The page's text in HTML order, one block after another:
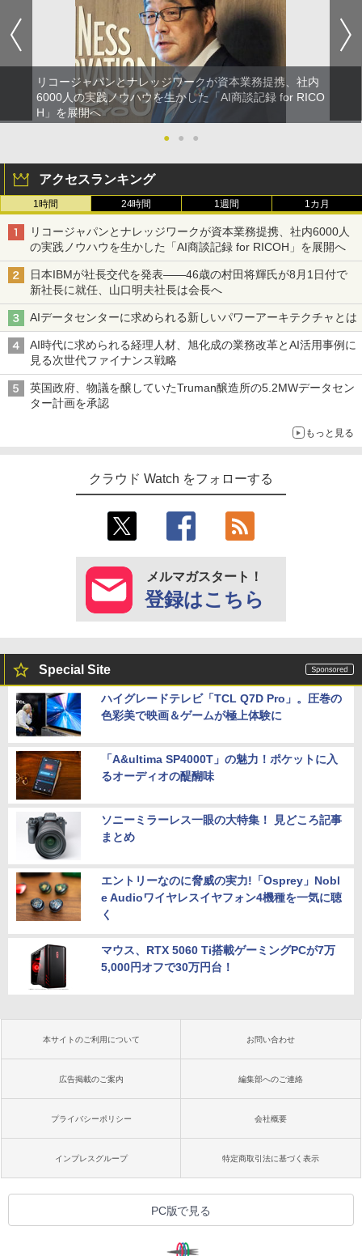
リコージャパンとナレッジワークが資本業務提携、社内
6000人の実践ノウハウを生かした「AI商談記録 for RICO
H」を展開へ
●
● ●
アクセスランキング
1時間 24時間 1週間 1カ月
リコージャパンとナレッジワークが資本業務提携、社内6000人
の実践ノウハウを生かした「AI商談記録 for RICOH」を展開へ
日本IBMが社長交代を発表――46歳の村田将輝氏が8月1日付で
新社長に就任、山口明夫社長は会長へ
AIデータセンターに求められる新しいパワーアーキテクチャとは
AI時代に求められる経理人材、旭化成の業務改革とAI活用事例に
見る次世代ファイナンス戦略
英国政府、物議を醸していたTruman醸造所の5.2MWデータセン
ター計画を承認
もっと見る
クラウド Watch をフォローする
メルマガスタート！
登録はこちら
Special Site
ハイグレードテレビ「TCL Q7D Pro」。圧巻の
色彩美で映画＆ゲームが極上体験に
「A&ultima SP4000T」の魅力！ポケットに入
るオーディオの醍醐味
ソニーミラーレス一眼の大特集！ 見どころ記事
まとめ
エントリーなのに脅威の実力!「Osprey」Nobl
e Audioワイヤレスイヤフォン4機種を一気に聴
く
マウス、RTX 5060 Ti搭載ゲーミングPCが7万
5,000円オフで30万円台！
本サイトのご利用について お問い合わせ
広告掲載のご案内 編集部へのご連絡
プライバシーポリシー 会社概要
インプレスグループ 特定商取引法に基づく表示
PC版で見る